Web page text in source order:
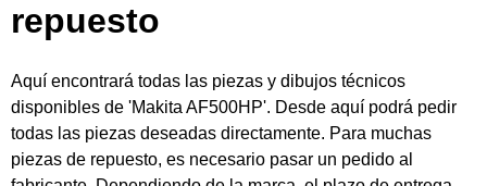
repuesto
Aquí encontrará todas las piezas y dibujos técnicos
disponibles de 'Makita AF500HP'. Desde aquí podrá pedir
todas las piezas deseadas directamente. Para muchas
piezas de repuesto, es necesario pasar un pedido al